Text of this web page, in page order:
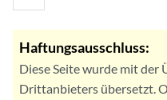
Haftungsausschluss:
Diese Seite wurde mit der
Drittanbieters übersetzt.